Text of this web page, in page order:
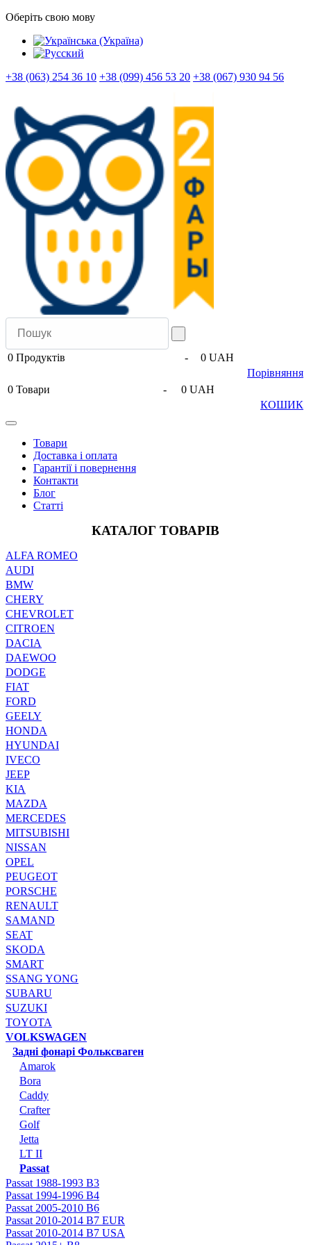
Оберіть свою мову
+38 (063) 254 36 10 +38 (099) 456 53 20 +38 (067) 930 94 56
0 Продуктів -
0 UAH
Порівняння
0 Товари -
0 UAH
КОШИК
Товари
Доставка і оплата
Гарантії і повернення
Контакти
Блог
Статті
КАТАЛОГ ТОВАРІВ
ALFA ROMEO
AUDI
BMW
CHERY
CHEVROLET
CITROEN
DACIA
DAEWOO
DODGE
FIAT
FORD
GEELY
HONDA
HYUNDAI
IVECO
JEEP
KIA
MAZDA
MERCEDES
MITSUBISHI
NISSAN
OPEL
PEUGEOT
PORSCHE
RENAULT
SAMAND
SEAT
SKODA
SMART
SSANG YONG
SUBARU
SUZUKI
TOYOTA
VOLKSWAGEN
Задні фонарі Фольксваген
Amarok
Bora
Caddy
Crafter
Golf
Jetta
LT II
Passat
Passat 1988-1993 B3
Passat 1994-1996 B4
Passat 2005-2010 B6
Passat 2010-2014 B7 EUR
Passat 2010-2014 B7 USA